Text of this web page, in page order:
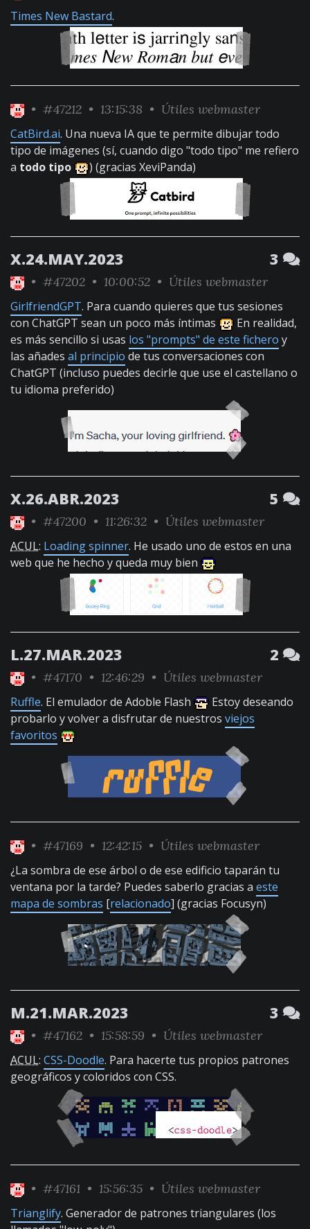
Times New Bastard.
• #47212 • 13:15:38 • Útiles webmaster
CatBird.ai. Una nueva IA que te permite dibujar todo
tipo de imágenes (sí, cuando digo "todo tipo" me refiero
a todo tipo ) (gracias XeviPanda)
X.24.MAY.2023 3
• #47202 • 10:00:52 • Útiles webmaster
GirlfriendGPT. Para cuando quieres que tus sesiones
con ChatGPT sean un poco más íntimas
En realidad,
es más sencillo si usas los "prompts" de este fichero y
las añades al principio de tus conversaciones con
ChatGPT (incluso puedes decirle que use el castellano o
tu idioma preferido)
X.26.ABR.2023 5
• #47200 • 11:26:32 • Útiles webmaster
ACUL: Loading spinner. He usado uno de estos en una
web que he hecho y queda muy bien
L.27.MAR.2023 2
• #47170 • 12:46:29 • Útiles webmaster
Ruffle. El emulador de Adoble Flash
Estoy deseando
probarlo y volver a disfrutar de nuestros viejos
favoritos
• #47169 • 12:42:15 • Útiles webmaster
¿La sombra de ese árbol o de ese edificio taparán tu
ventana por la tarde? Puedes saberlo gracias a este
mapa de sombras [relacionado] (gracias Focusyn)
M.21.MAR.2023 3
• #47162 • 15:58:59 • Útiles webmaster
ACUL: CSS-Doodle. Para hacerte tus propios patrones
geográficos y coloridos con CSS.
• #47161 • 15:56:35 • Útiles webmaster
Trianglify. Generador de patrones triangulares (los